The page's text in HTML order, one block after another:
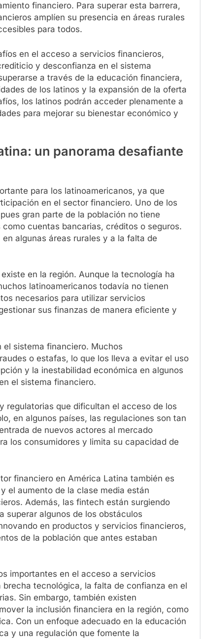
financiero. Para superar esta barrera,
amplíen su presencia en áreas rurales
para todos.
en el acceso a servicios financieros,
y desconfianza en el sistema
a través de la educación financiera,
de los latinos y la expansión de la oferta
los latinos podrán acceder plenamente a
para mejorar su bienestar económico y
un panorama desafiante
para los latinoamericanos, ya que
en el sector financiero. Uno de los
gran parte de la población no tiene
cuentas bancarias, créditos o seguros.
algunas áreas rurales y a la falta de
en la región. Aunque la tecnología ha
latinoamericanos todavía no tienen
necesarios para utilizar servicios
sus finanzas de manera eficiente y
sistema financiero. Muchos
o estafas, lo que los lleva a evitar el uso
y la inestabilidad económica en algunos
el sistema financiero.
regulatorias que dificultan el acceso de los
en algunos países, las regulaciones son tan
de nuevos actores al mercado
los consumidores y limita su capacidad de
financiero en América Latina también es
el aumento de la clase media están
Además, las fintech están surgiendo
superar algunos de los obstáculos
en productos y servicios financieros,
de la población que antes estaban
importantes en el acceso a servicios
tecnológica, la falta de confianza en el
Sin embargo, también existen
la inclusión financiera en la región, como
Con un enfoque adecuado en la educación
y una regulación que fomente la